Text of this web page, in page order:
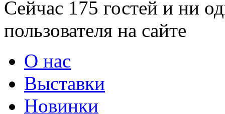
Сейчас 175 гостей и ни
пользователя на сайте
О нас
Выставки
Новинки